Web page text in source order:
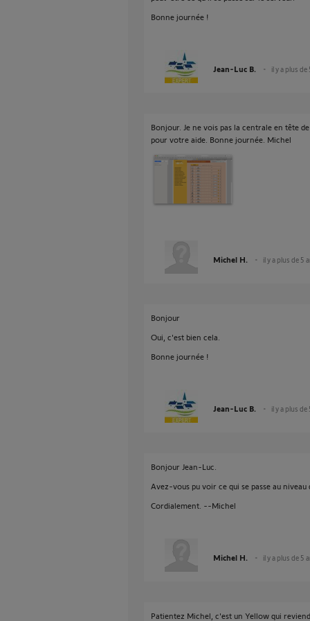
Bonne journée !
Jean-Luc B. il y a plus de
Bonjour. Je ne vois pas la centrale en tête
pour votre aide. Bonne journée. Michel
Michel H. il y a plus de 5
Bonjour
Oui, c'est bien cela.
Bonne journée !
Jean-Luc B. il y a plus de
Bonjour Jean-Luc.
Avez-vous pu voir ce qui se passe au niveau
Cordialement. --Michel
Michel H. il y a plus de 5
Patientez Michel, c'est un Yellow qui